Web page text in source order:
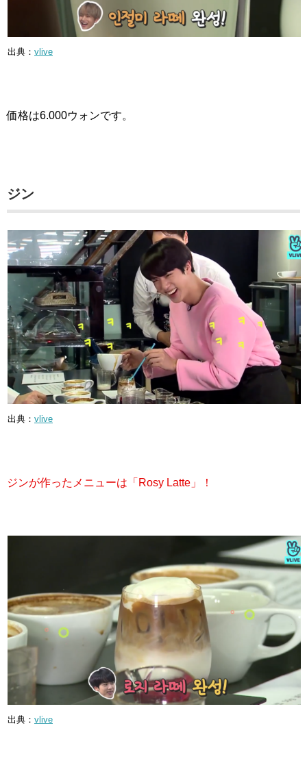
出典： vlive
価格は6.000ウォンです。
ジン
出典： vlive
ジンが作ったメニューは「Rosy Latte」！
出典： vlive